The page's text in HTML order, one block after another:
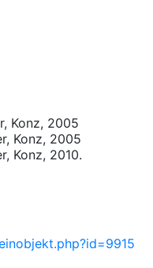
Konz, 2005
Konz, 2005
Konz, 2010.